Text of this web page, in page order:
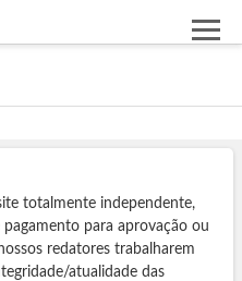
totalmente independente,
para aprovação ou
redatores trabalharem
atualidade das